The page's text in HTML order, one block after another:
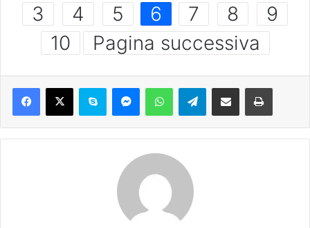
3
4 5 6 7 8
9
10
Pagina successiva